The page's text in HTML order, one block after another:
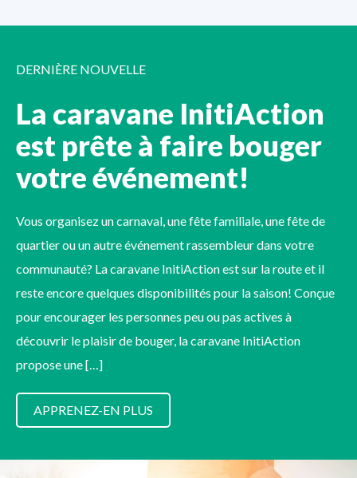
DERNIÈRE NOUVELLE
La caravane InitiAction
est prête à faire bouger
votre événement!
Vous organisez un carnaval, une fête familiale, une fête de
quartier ou un autre événement rassembleur dans votre
communauté? La caravane InitiAction est sur la route et il
reste encore quelques disponibilités pour la saison! Conçue
pour encourager les personnes peu ou pas actives à
découvrir le plaisir de bouger, la caravane InitiAction
propose une […]
APPRENEZ-EN PLUS